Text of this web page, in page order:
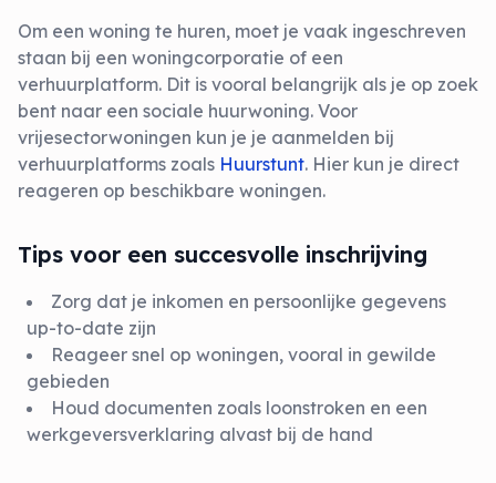
Om een woning te huren, moet je vaak ingeschreven
staan bij een woningcorporatie of een
verhuurplatform. Dit is vooral belangrijk als je op zoek
bent naar een sociale huurwoning. Voor
vrijesectorwoningen kun je je aanmelden bij
verhuurplatforms zoals Huurstunt. Hier kun je direct
reageren op beschikbare woningen.
Tips voor een succesvolle inschrijving
Zorg dat je inkomen en persoonlijke gegevens
up-to-date zijn
Reageer snel op woningen, vooral in gewilde
gebieden
Houd documenten zoals loonstroken en een
werkgeversverklaring alvast bij de hand